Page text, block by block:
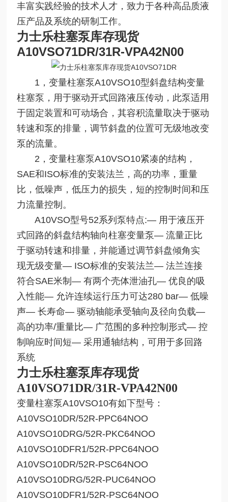
丰富实践经验的技术人才，致力于各种高品质液
压产品及系统的研制工作。
力士乐柱塞泵库存现货
A10VSO71DR/31R-VPA42N00
1，变量柱塞泵A10VSO10型斜盘结构变量
柱塞泵，用于驱动开式回路液压传动，此泵适用
于固定装置和可动场合，其容积流量取决于驱动
转速和泵的排量，调节斜盘的位置可无级地改变
泵的流量。
2，变量柱塞泵A10VSO10紧凑的结构，
SAE和ISO标准的安装法兰，高的功率，重量
比，低噪声，低压力的损失，短的控制时间和压
力流量控制。
A10VSO型号52系列泵特点:— 用于液压开
式回路的斜盘结构轴向柱塞变量泵— 流量正比
于驱动转速和排量，并能通过调节斜盘倾角实
现无级变量— ISO标准的安装法兰— 法兰连接
符合SAE米制— 有两个壳体泄油孔— 优良的吸
入性能— 允许连续运行压力可达280 bar— 低噪
声— 长寿命— 驱动轴能承受轴向及径向负载—
高的功率/重量比— 广范围的多种控制形式— 控
制响应时间短— 采用通轴结构，可用于多回路
系统
力士乐柱塞泵库存现货
A10VSO71DR/31R-VPA42N00
变量柱塞泵A10VSO10有如下型号：
A10VSO10DR/52R-PPC64NOO
A10VSO10DRG/52R-PKC64NOO
A10VSO10DFR1/52R-PPC64NOO
A10VSO10DR/52R-PSC64NOO
A10VSO10DRG/52R-PUC64NOO
A10VSO10DFR1/52R-PSC64NOO